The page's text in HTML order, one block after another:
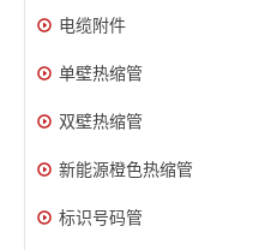
电缆附件
单壁热缩管
双壁热缩管
新能源橙色热缩管
标识号码管